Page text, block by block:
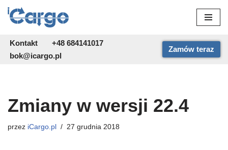
do
treści
Kontakt
+48 684141017
bok@icargo.pl
Zamów teraz
Zmiany w wersji 22.4
przez iCargo.pl 27 grudnia 2018